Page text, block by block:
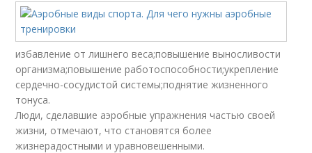
избавление от лишнего веса;повышение выносливости
организма;повышение работоспособности;укрепление
сердечно-сосудистой системы;поднятие жизненного
тонуса.
Люди, сделавшие аэробные упражнения частью своей
жизни, отмечают, что становятся более
жизнерадостными и уравновешенными.